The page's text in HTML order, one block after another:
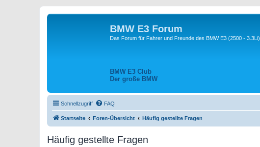
BMW E3 Forum
Das Forum für Fahrer und Freunde des BMW E3 (2500 - 3.3Li)
BMW E3 Club
Der große BMW
Schnellzugriff FAQ
Startseite Foren-Übersicht Häufig gestellte Fragen
Häufig gestellte Fragen